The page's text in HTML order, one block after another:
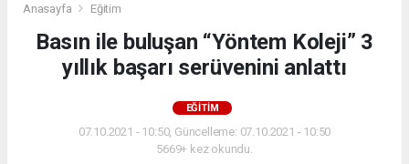
Anasayfa Eğitim
Basın ile buluşan “Yöntem Koleji” 3
yıllık başarı serüvenini anlattı
EĞITIM
07.10.2021 - 10:50, Güncelleme: 07.10.2021 - 10:50
5669+ kez okundu.